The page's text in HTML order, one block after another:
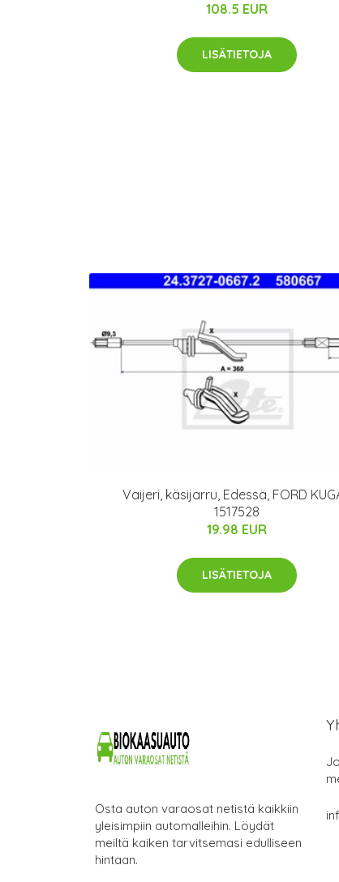
108.5 EUR
LISÄTIETOJA
Vaijeri, käsijarru, Edessä, FORD
1517528
19.98 EUR
LISÄTIETOJA
Osta auton varaosat netistä kaikkiin
yleisimpiin automalleihin. Löydät
meiltä kaiken tarvitsemasi edulliseen
hintaan.